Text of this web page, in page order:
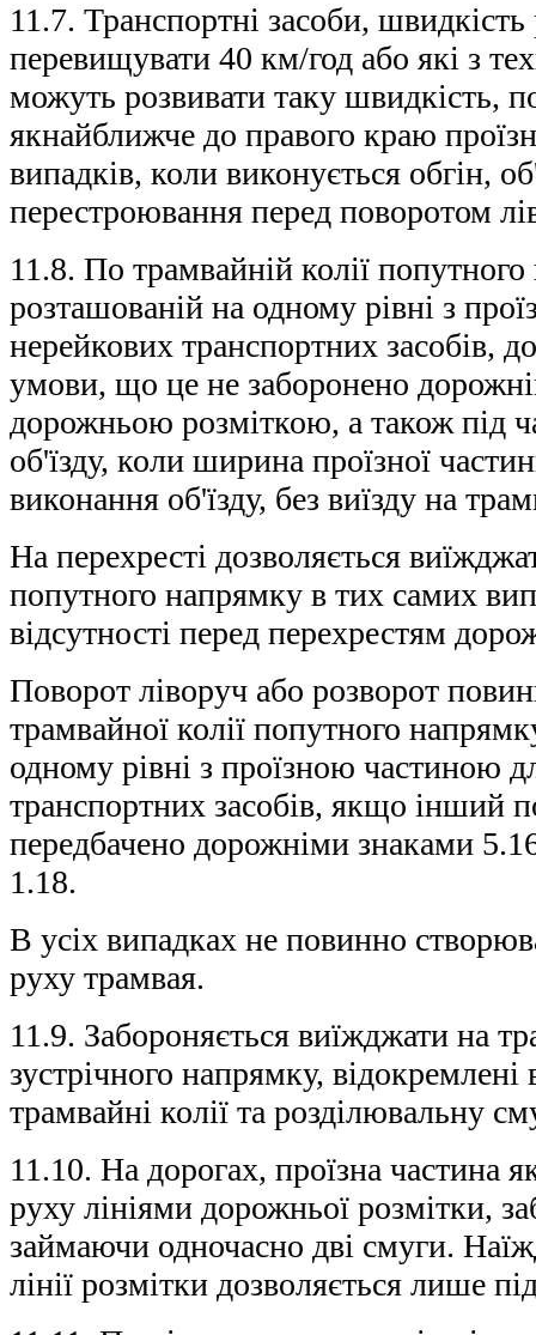
11.7. Транспортні засоби,
перевищувати 40 км/год або які з
можуть розвивати таку швидкість,
якнайближче до правого краю
випадків, коли виконується обгін,
перестроювання перед поворотом
11.8. По трамвайній колії
розташованій на одному рівні з
нерейкових транспортних засобів,
умови, що це не заборонено
дорожньою розміткою, а також під
об'їзду, коли ширина проїзної
виконання об'їзду, без виїзду на
На перехресті дозволяється
попутного напрямку в тих самих
відсутності перед перехрестям
Поворот ліворуч або розворот
трамвайної колії попутного
одному рівні з проїзною частиною
транспортних засобів, якщо інший
передбачено дорожніми знаками
1.18.
В усіх випадках не повинно
руху трамвая.
11.9. Забороняється виїжджати на
зустрічного напрямку, відокремлені
трамвайні колії та розділювальну
11.10. На дорогах, проїзна частина
руху лініями дорожньої розмітки,
займаючи одночасно дві смуги.
лінії розмітки дозволяється лише